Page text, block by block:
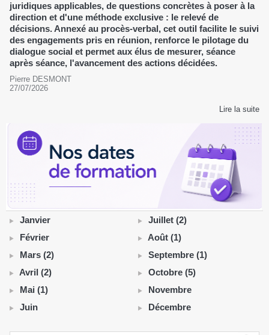
juridiques applicables, de questions concrètes à poser à la
direction et d'une méthode exclusive : le relevé de
décisions. Annexé au procès-verbal, cet outil facilite le suivi
des engagements pris en réunion, renforce le pilotage du
dialogue social et permet aux élus de mesurer, séance
après séance, l'avancement des actions décidées.
Pierre DESMONT
27/07/2026
Lire la suite
Janvier
Février
Mars (2)
Avril (2)
Mai (1)
Juin
Juillet (2)
Août (1)
Septembre (1)
Octobre (5)
Novembre
Décembre